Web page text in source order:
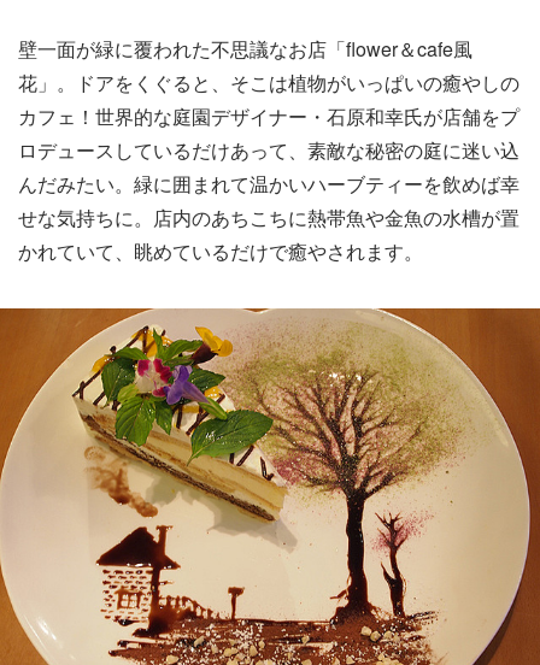
壁一面が緑に覆われた不思議なお店「flower＆cafe風
花」。ドアをくぐると、そこは植物がいっぱいの癒やしの
カフェ！世界的な庭園デザイナー・石原和幸氏が店舗をプ
ロデュースしているだけあって、素敵な秘密の庭に迷い込
んだみたい。緑に囲まれて温かいハーブティーを飲めば幸
せな気持ちに。店内のあちこちに熱帯魚や金魚の水槽が置
かれていて、眺めているだけで癒やされます。